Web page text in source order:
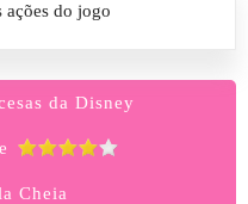
ações do jogo
da Disney
Cheia